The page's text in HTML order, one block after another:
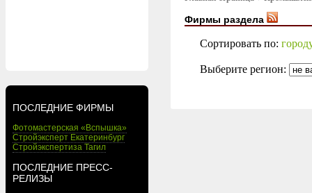
ПОСЛЕДНИЕ ФИРМЫ
Фотомастерская «Вспышка»
Стройэксперт Екатеринбург
Стройэкспертиза Тагил
ПОСЛЕДНИЕ ПРЕСС-
РЕЛИЗЫ
Фирмы раздела
Сортировать по:
Выберите регион: